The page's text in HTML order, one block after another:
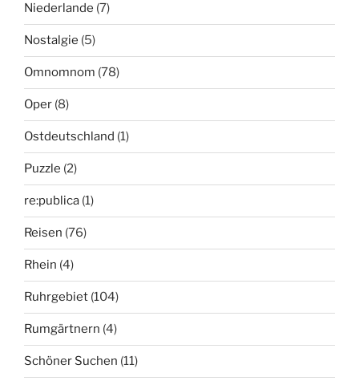
Niederlande (7)
Nostalgie (5)
Omnomnom (78)
Oper (8)
Ostdeutschland (1)
Puzzle (2)
re:publica (1)
Reisen (76)
Rhein (4)
Ruhrgebiet (104)
Rumgärtnern (4)
Schöner Suchen (11)